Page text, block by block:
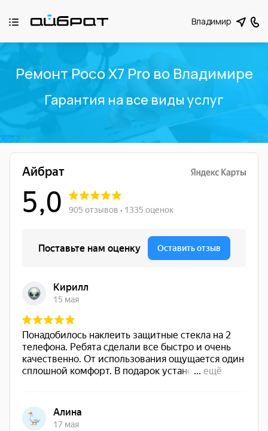
Владимир
Ремонт Poco X7 Pro во Владимире
Гарантия на все виды услуг